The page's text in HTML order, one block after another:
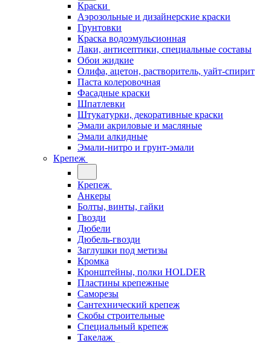
Краски
Аэрозольные и дизайнерские краски
Грунтовки
Краска водоэмульсионная
Лаки, антисептики, специальные составы
Обои жидкие
Олифа, ацетон, растворитель, уайт-спирит
Паста колеровочная
Фасадные краски
Шпатлевки
Штукатурки, декоративные краски
Эмали акриловые и масляные
Эмали алкидные
Эмали-нитро и грунт-эмали
Крепеж
Крепеж
Анкеры
Болты, винты, гайки
Гвозди
Дюбели
Дюбель-гвозди
Заглушки под метизы
Кромка
Кронштейны, полки НОLDER
Пластины крепежные
Саморезы
Сантехнический крепеж
Скобы строительные
Специальный крепеж
Такелаж